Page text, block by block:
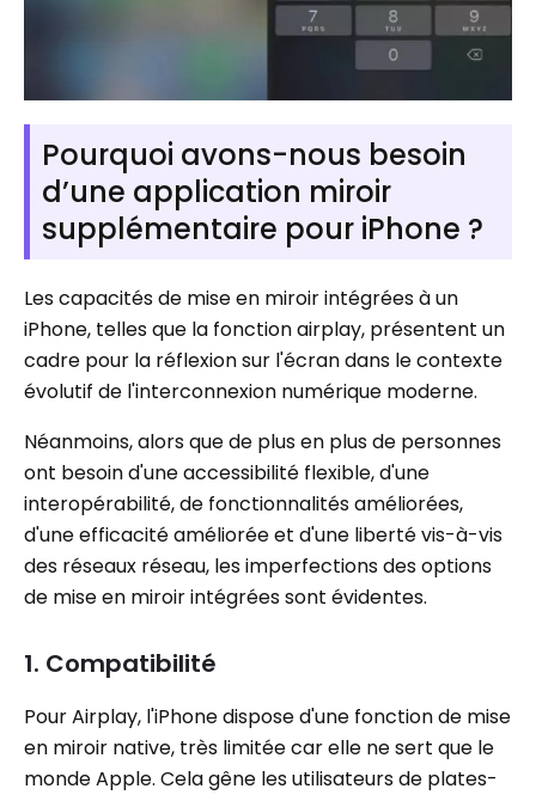
Pourquoi avons-nous besoin
d’une application miroir
supplémentaire pour iPhone ?
Les capacités de mise en miroir intégrées à un
iPhone, telles que la fonction airplay, présentent un
cadre pour la réflexion sur l'écran dans le contexte
évolutif de l'interconnexion numérique moderne.
Néanmoins, alors que de plus en plus de personnes
ont besoin d'une accessibilité flexible, d'une
interopérabilité, de fonctionnalités améliorées,
d'une efficacité améliorée et d'une liberté vis-à-vis
des réseaux réseau, les imperfections des options
de mise en miroir intégrées sont évidentes.
1. Compatibilité
Pour Airplay, l'iPhone dispose d'une fonction de mise
en miroir native, très limitée car elle ne sert que le
monde Apple. Cela gêne les utilisateurs de plates-